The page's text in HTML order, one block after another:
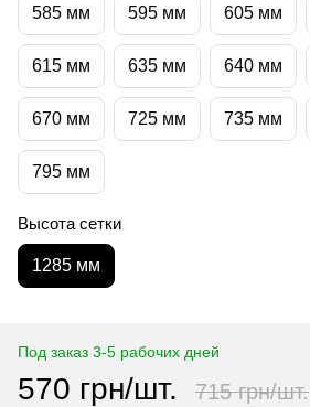
585 мм 595 мм 605 мм
615 мм 635 мм 640 мм
670 мм 725 мм 735 мм
795 мм
Высота сетки
1285 мм
Под заказ 3-5 рабочих дней
570 грн/шт. 715 грн/шт.